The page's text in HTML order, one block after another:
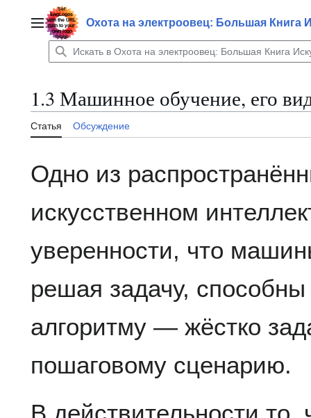
содержаниюГлавное менюОхота на электроовец: Большая Книга
1.3 Машинное обучение, его
Статья Обсуждение
Одно из
искусственном
уверенности, что
решая задачу,
алгоритму — жёстко
пошаговому сценарию.